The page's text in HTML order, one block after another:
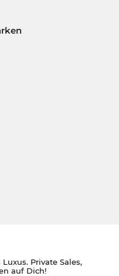
Private Sales,
auf Dich!